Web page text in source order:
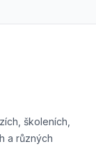
školeních,
a různých